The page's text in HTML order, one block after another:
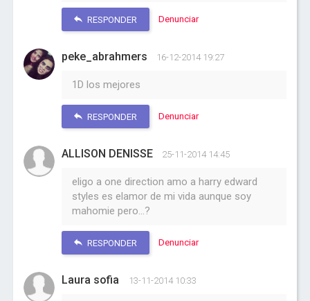
RESPONDER Denunciar
peke_abrahmers 16-12-2014 19:27
1D los mejores
RESPONDER Denunciar
ALLISON DENISSE 25-11-2014 14:45
eligo a one direction amo a harry edward
styles es elamor de mi vida aunque soy
mahomie pero...?
RESPONDER Denunciar
Laura sofia 13-11-2014 10:33